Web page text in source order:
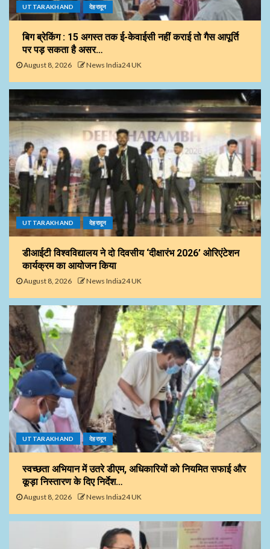
UTTARAKHAND देहरादून
बिग ब्रेकिंग : 15 अगस्त तक ई-केवाईसी नहीं कराई तो गैस आपूर्ति
पर पड़ सकता है असर…
August 8, 2026 News India24 UK
UTTARAKHAND देहरादून
डीआईटी विश्वविद्यालय ने दो दिवसीय ‘दीक्षारंभ 2026’ ओरिएंटेशन
कार्यक्रम का आयोजन किया
August 8, 2026 News India24 UK
UTTARAKHAND देहरादून
स्वच्छता अभियान में उतरे डीएम, अधिकारियों को नियमित सफाई और
कूड़ा निस्तारण के दिए निर्देश…
August 8, 2026 News India24 UK